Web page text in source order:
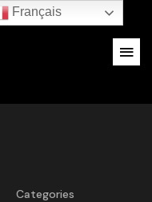
Categories
Français